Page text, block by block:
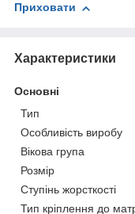
Приховати
Характеристики
Основні
Тип
Особливість виробу
Вікова група
Розмір
Ступінь жорсткості
Тип кріплення до